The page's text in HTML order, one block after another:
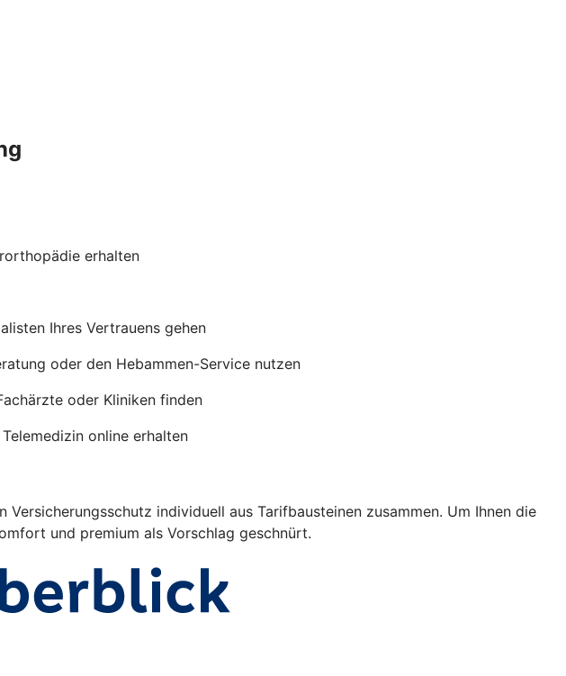
erhalten
Ihres Vertrauens gehen
oder den Hebammen-Service nutzen
oder Kliniken finden
online erhalten
individuell aus Tarifbausteinen zusammen. Um Ihnen die
und premium als Vorschlag geschnürt.